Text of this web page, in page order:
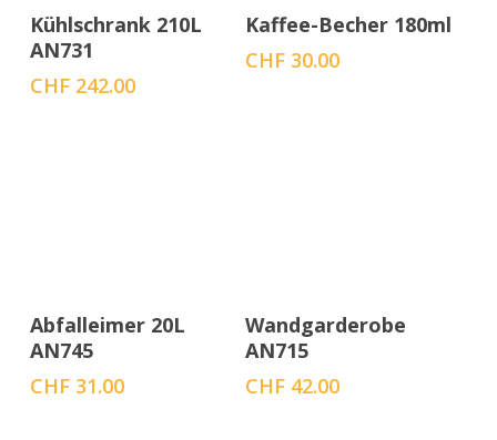
In den Warenkorb
Kühlschrank 210L
AN731
CHF242.00
In den Warenkorb
Kaffee-Becher 180ml
CHF 30.00
In den Warenkorb
Abfalleimer 20L
AN745
CHF31.00
In den Warenkorb
Wandgarderobe
AN715
CHF 42.00